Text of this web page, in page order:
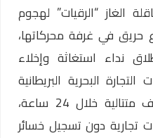
الغاز “الرقيات” لهجوم
حريق في غرفة محركاتها،
نداء استغاثة وإخلاء
البحرية البريطانية
بتسجيل ثلاث حوادث استهداف متتالية خلال 24 ساعة،
تجارية دون تسجيل خسائر